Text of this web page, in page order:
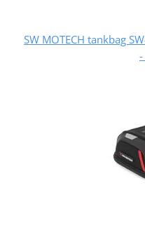
SW MOTECH tankbag